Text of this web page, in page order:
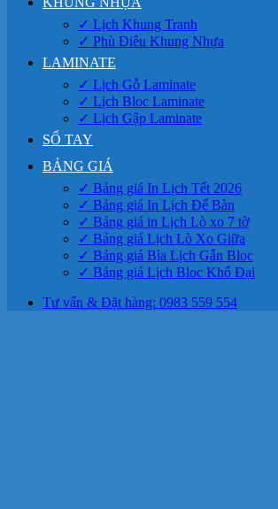
✓ Lịch Khung Tranh
✓ Phù Điêu Khung Nhựa
LAMINATE
✓ Lịch Gỗ Laminate
✓ Lịch Bloc Laminate
✓ Lịch Gập Laminate
SỔ TAY
BẢNG GIÁ
✓ Bảng giá In Lịch Tết 2026
✓ Bảng giá In Lịch Để Bàn
✓ Bảng giá in Lịch Lò xo 7 tờ
✓ Bảng giá Lịch Lò Xo Giữa
✓ Bảng giá Bìa Lịch Gắn Bloc
✓ Bảng giá Lịch Bloc Khổ Đại
Tư vấn & Đặt hàng: 0983 559 554